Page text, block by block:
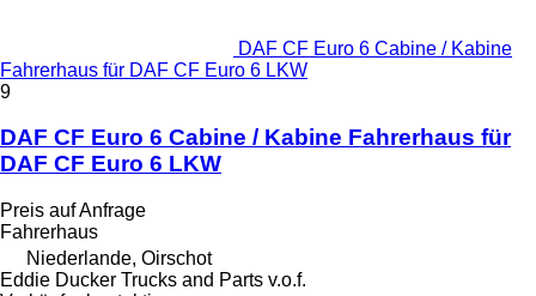
DAF CF Euro 6 Cabine / Kabine
Fahrerhaus für DAF CF Euro 6 LKW
9
DAF CF Euro 6 Cabine / Kabine Fahrerhaus für
DAF CF Euro 6 LKW
Preis auf Anfrage
Fahrerhaus
Niederlande, Oirschot
Eddie Ducker Trucks and Parts v.o.f.